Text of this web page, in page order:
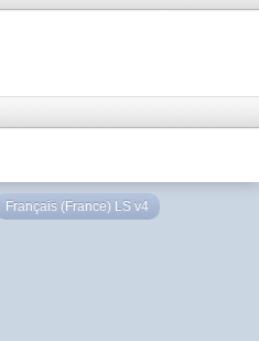
Français (France) LS v4